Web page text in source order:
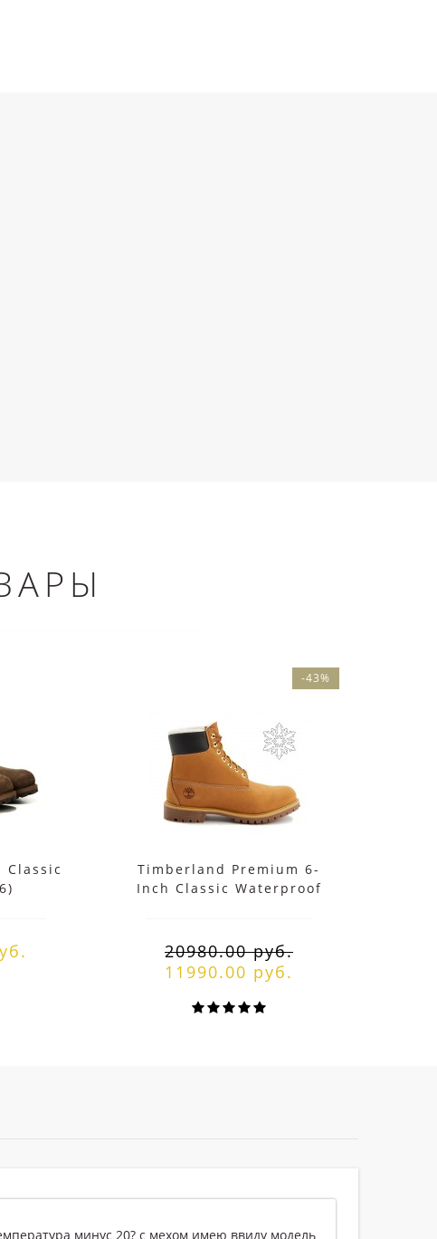
Classic
-43%
Timberland Premium 6-
Inch Classic Waterproof
20980.00 руб.
11990.00 руб.
ввиду модель
Зимние кроссовки отличные, мех